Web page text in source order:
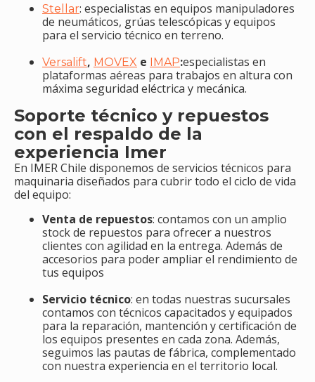
Stellar: especialistas en equipos manipuladores
de neumáticos, grúas telescópicas y equipos
para el servicio técnico en terreno.
Versalift, MOVEX e IMAP:especialistas en
plataformas aéreas para trabajos en altura con
máxima seguridad eléctrica y mecánica.
Soporte técnico y repuestos
con el respaldo de la
experiencia Imer
En IMER Chile disponemos de servicios técnicos para
maquinaria diseñados para cubrir todo el ciclo de vida
del equipo:
Venta de repuestos: contamos con un amplio
stock de repuestos para ofrecer a nuestros
clientes con agilidad en la entrega. Además de
accesorios para poder ampliar el rendimiento de
tus equipos
Servicio técnico: en todas nuestras sucursales
contamos con técnicos capacitados y equipados
para la reparación, mantención y certificación de
los equipos presentes en cada zona. Además,
seguimos las pautas de fábrica, complementado
con nuestra experiencia en el territorio local.